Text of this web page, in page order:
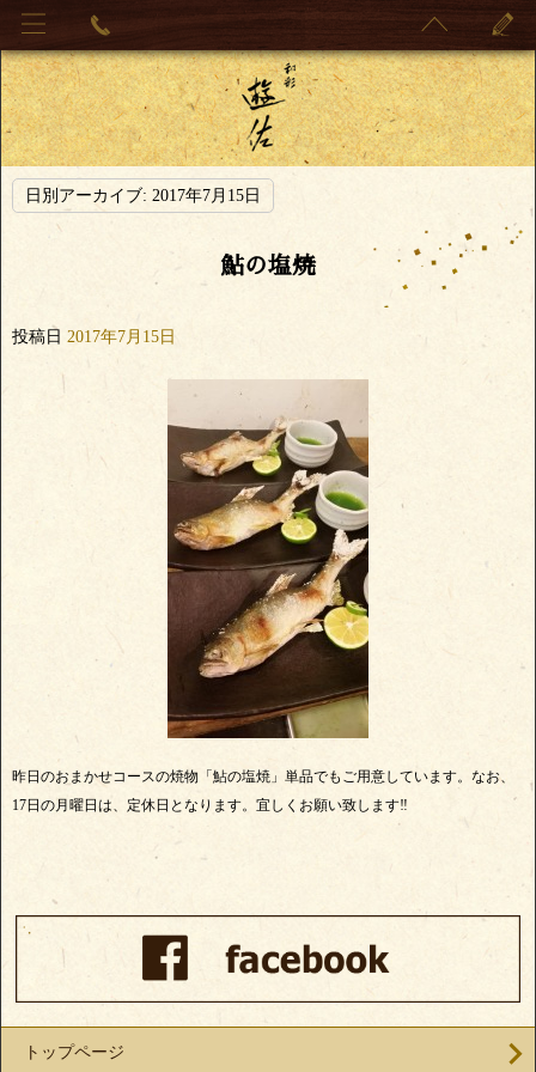
日別アーカイブ: 2017年7月15日
鮎の塩焼
投稿日 2017年7月15日
昨日のおまかせコースの焼物「鮎の塩焼」単品でもご用意しています。なお、
17日の月曜日は、定休日となります。宜しくお願い致します‼
トップページ